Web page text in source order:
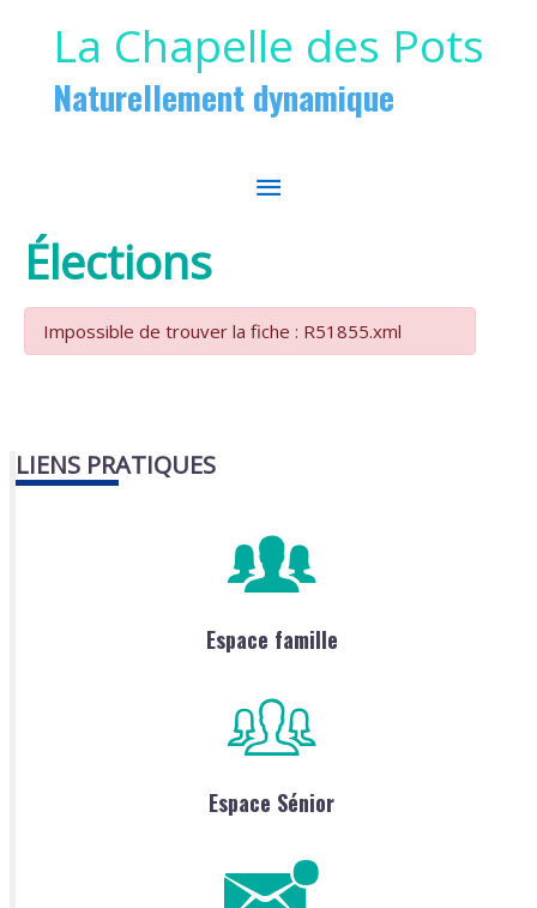
La Chapelle des Pots
Naturellement dynamique
MENU
Élections
Impossible de trouver la fiche : R51855.xml
LIENS PRATIQUES
Espace famille
Espace Sénior